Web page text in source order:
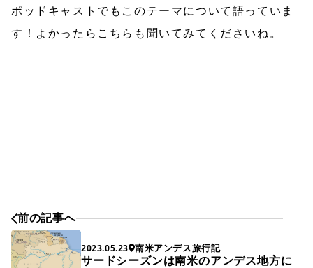
ポッドキャストでもこのテーマについて語っていま
す！よかったらこちらも聞いてみてくださいね。
前の記事へ
2023.05.23 南米アンデス旅行記
サードシーズンは南米のアンデス地方に